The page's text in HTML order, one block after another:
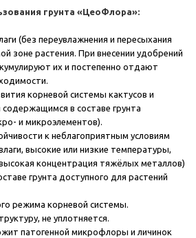
грунта «ЦеоФлора»:
(без переувлажнения и пересыхания
зоне растения. При внесении удобрений
их и постепенно отдают
корневой системы кактусов и
содержащимся в составе грунта
и микроэлементов).
к неблагоприятным условиям
высокие или низкие температуры,
концентрация тяжёлых металлов)
грунта доступного для растений
режима корневой системы.
не уплотняется.
патогенной микрофлоры и личинок